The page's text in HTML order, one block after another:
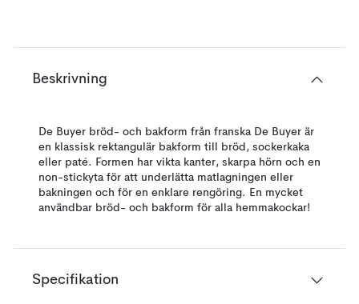
Beskrivning
De Buyer bröd- och bakform från franska De Buyer är
en klassisk rektangulär bakform till bröd, sockerkaka
eller paté. Formen har vikta kanter, skarpa hörn och en
non-stickyta för att underlätta matlagningen eller
bakningen och för en enklare rengöring. En mycket
användbar bröd- och bakform för alla hemmakockar!
Specifikation